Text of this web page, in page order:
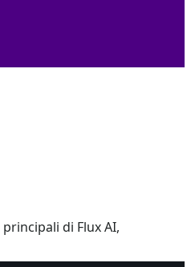
di Flux AI,